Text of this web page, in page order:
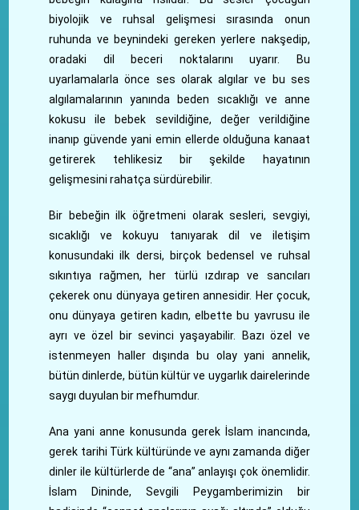
biyolojik ve ruhsal gelişmesi sırasında onun
ruhunda ve beynindeki gereken yerlere nakşedip,
oradaki dil beceri noktalarını uyarır. Bu
uyarlamalarla önce ses olarak algılar ve bu ses
algılamalarının yanında beden sıcaklığı ve anne
kokusu ile bebek sevildiğine, değer verildiğine
inanıp güvende yani emin ellerde olduğuna kanaat
getirerek tehlikesiz bir şekilde hayatının
gelişmesini rahatça sürdürebilir.
Bir bebeğin ilk öğretmeni olarak sesleri, sevgiyi,
sıcaklığı ve kokuyu tanıyarak dil ve iletişim
konusundaki ilk dersi, birçok bedensel ve ruhsal
sıkıntıya rağmen, her türlü ızdırap ve sancıları
çekerek onu dünyaya getiren annesidir. Her çocuk,
onu dünyaya getiren kadın, elbette bu yavrusu ile
ayrı ve özel bir sevinci yaşayabilir. Bazı özel ve
istenmeyen haller dışında bu olay yani annelik,
bütün dinlerde, bütün kültür ve uygarlık dairelerinde
saygı duyulan bir mefhumdur.
Ana yani anne konusunda gerek İslam inancında,
gerek tarihi Türk kültüründe ve aynı zamanda diğer
dinler ile kültürlerde de “ana” anlayışı çok önemlidir.
İslam Dininde, Sevgili Peygamberimizin bir